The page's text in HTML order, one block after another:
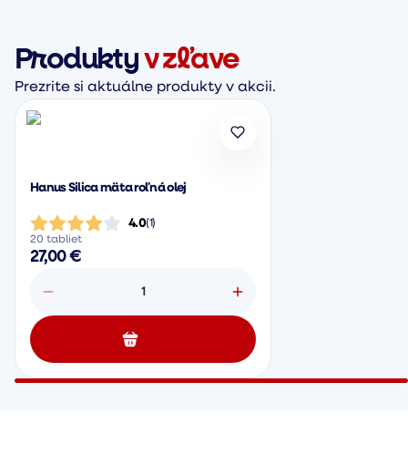
Produktyv zľave
Prezrite si aktuálne produkty v akcii.
Hanus Silica mäta roľná olej
4.0(1)
20 tabliet
27,00 €
1